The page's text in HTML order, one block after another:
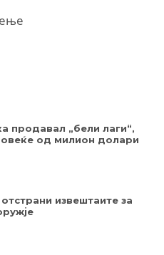
продавал „бели лаги“,
од милион долари
извештаите за